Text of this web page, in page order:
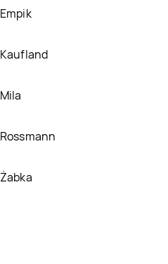
Empik
Kaufland
Mila
Rossmann
Żabka